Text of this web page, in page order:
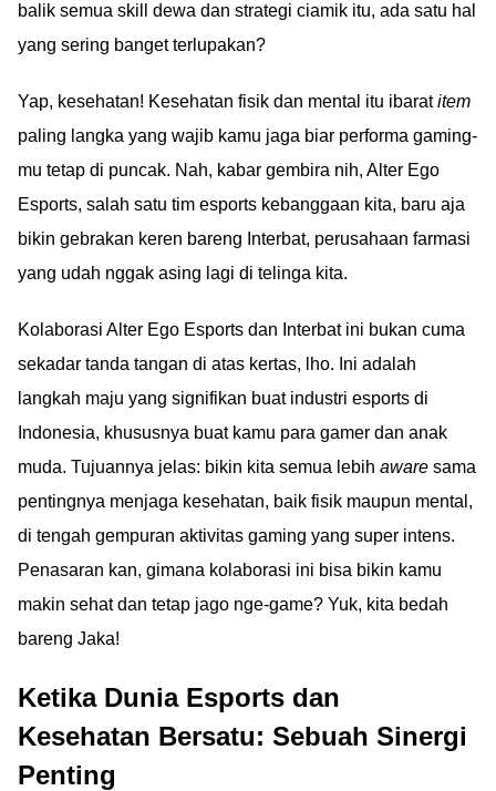
balik semua skill dewa dan strategi ciamik itu, ada satu hal
yang sering banget terlupakan?
Yap, kesehatan! Kesehatan fisik dan mental itu ibaratitem
paling langka yang wajib kamu jaga biar performa gaming-
mu tetap di puncak. Nah, kabar gembira nih, Alter Ego
Esports, salah satu tim esports kebanggaan kita, baru aja
bikin gebrakan keren bareng Interbat, perusahaan farmasi
yang udah nggak asing lagi di telinga kita.
Kolaborasi Alter Ego Esports dan Interbat ini bukan cuma
sekadar tanda tangan di atas kertas, lho. Ini adalah
langkah maju yang signifikan buat industri esports di
Indonesia, khususnya buat kamu para gamer dan anak
muda. Tujuannya jelas: bikin kita semua lebih aware sama
pentingnya menjaga kesehatan, baik fisik maupun mental,
di tengah gempuran aktivitas gaming yang super intens.
Penasaran kan, gimana kolaborasi ini bisa bikin kamu
makin sehat dan tetap jago nge-game? Yuk, kita bedah
bareng Jaka!
Ketika Dunia Esports dan
Kesehatan Bersatu: Sebuah Sinergi
Penting